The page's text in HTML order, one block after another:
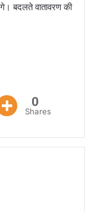
बदलते वातावरण की
0
Shares